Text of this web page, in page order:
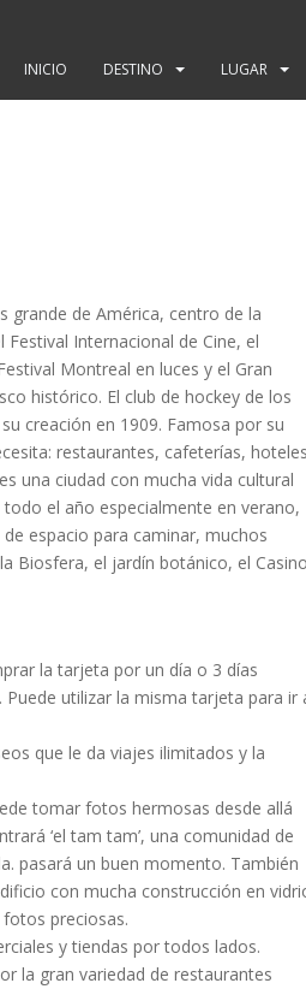
INICIO DESTINO LUGAR
grande de América, centro de la
Internacional de Cine, el
Montreal en luces y el Gran
histórico. El club de hockey de los
creación en 1909. Famosa por su
restaurantes, cafeterías,
una ciudad con mucha vida cultural
el año especialmente en verano,
espacio para caminar, muchos
Biosfera, el jardín botánico, el Casino
la tarjeta por un día o 3 días
utilizar la misma tarjeta para ir
que le da viajes ilimitados y la
tomar fotos hermosas desde allá
‘el tam tam’, una comunidad de
pasará un buen momento. También
con mucha construcción en
preciosas.
y tiendas por todos lados.
la gran variedad de restaurantes